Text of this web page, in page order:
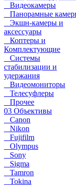
Видеокамеры
Панорамные
Экшн-камеры и
аксессуары
Коптеры и
Комплектующие
Системы
стабилизации и
удержания
Видеомониторы
Телесуфлеры
Прочее
03 Объективы
Canon
Nikon
Fujifilm
Olympus
Sony
Sigma
Tamron
Tokina